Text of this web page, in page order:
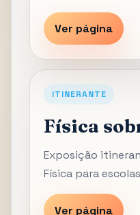
Ver página
ITINERANTE
Física
Exposição
Física para
Ver página